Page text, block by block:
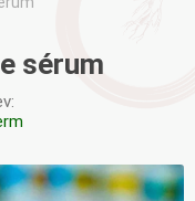
sérum